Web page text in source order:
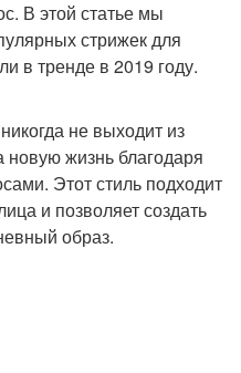
Волосы в зависимости
Стрижки с челкой
В этой статье мы
стрижек для
в тренде в 2019 году.
не выходит из
жизнь благодаря
Этот стиль подходит
и позволяет создать
образ.